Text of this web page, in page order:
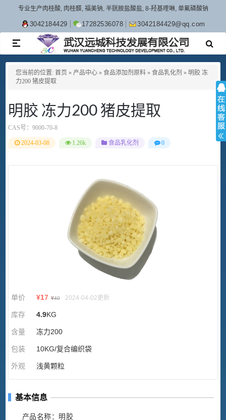
专业生产肉桂酸, 肉桂醛, 福美钠, 半胱胺盐酸盐, 8-羟基喹啉, 单氟磷酸钠
3042184429 17282536078 3042184429@qq.com
TOGGLE
NAVIGATION
您当前的位置: 首页 » 产品中心 » 食品添加剂原料 » 食品乳化剂 » 明胶 冻
力200 猪皮提取
明胶 冻力200 猪皮提取
CAS号： 9000-70-8
2024-03-08 1.26k 食品乳化剂 0
单价 ¥17 ¥40 2024-04-02更新
库存 4.9KG
含量 冻力200
包装 10KG/复合编织袋
外观 浅黄颗粒
基本信息
产品名称：明胶